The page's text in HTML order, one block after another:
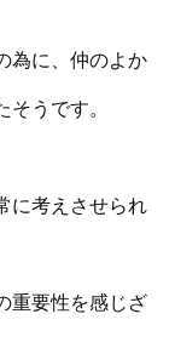
為に、仲のよか
うです。
に考えさせられ
重要性を感じざ